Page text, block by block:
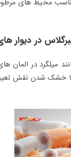
در دیوار
میلگرد در المان‌
خشک شدن نقش